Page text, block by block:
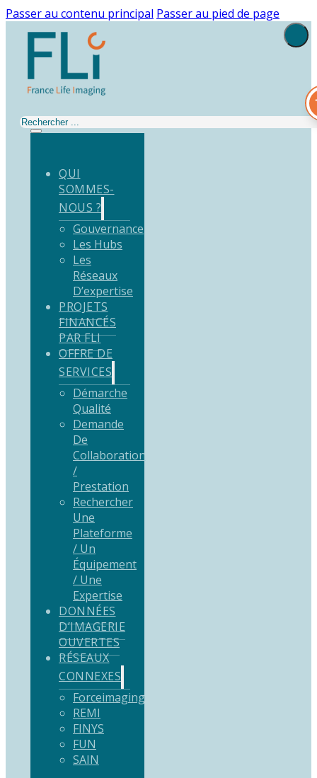
Passer au contenu principal Passer au pied de page
Rechercher
QUI
SOMMES-
NOUS ?
Gouvernance
Les Hubs
Les
Réseaux
D’expertise
PROJETS
FINANCÉS
PAR FLI
OFFRE DE
SERVICES
Démarche
Qualité
Demande
De
Collaboration
/
Prestation
Rechercher
Une
Plateforme
/ Un
Équipement
/ Une
Expertise
DONNÉES
D’IMAGERIE
OUVERTES
RÉSEAUX
CONNEXES
Forceimaging
REMI
FINYS
FUN
SAIN